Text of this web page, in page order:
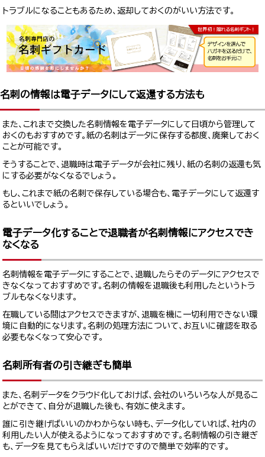
トラブルになることもあるため、返却しておくのがいい方法です。
名刺の情報は電子データにして返還する方法も
また、これまで交換した名刺情報を電子データにして日頃から管理して
おくのもおすすめです。紙の名刺はデータに保存する都度、廃棄しておく
ことが可能です。
そうすることで、退職時は電子データが会社に残り、紙の名刺の返還も気
にする必要がなくなるでしょう。
もし、これまで紙の名刺で保存している場合も、電子データにして返還す
るといいでしょう。
電子データ化することで退職者が名刺情報にアクセスでき
なくなる
名刺情報を電子データにすることで、退職したらそのデータにアクセスで
きなくなっておすすめです。名刺の情報を退職後も利用したというトラ
ブルもなくなります。
在職している間はアクセスできますが、退職を機に一切利用できない環
境に自動的になります。名刺の処理方法について、お互いに確認を取る
必要もなくなって安心です。
名刺所有者の引き継ぎも簡単
また、名刺データをクラウド化しておけば、会社のいろいろな人が見るこ
とができて、自分が退職した後も、有効に使えます。
誰に引き継げばいいのかわからない時も、データ化していれば、社内の
利用したい人が使えるようになっておすすめです。名刺情報の引き継ぎ
も、データを見てもらえばいいだけですので簡単で効率的です。